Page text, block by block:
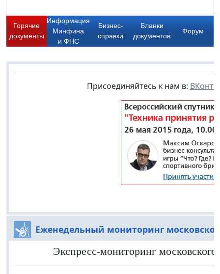
Горячие
документы
Информация
Минфина
и ФНС
Бизнес-
справки
Бланки
документов
Форум
Присоединяйтесь к нам в:
Еженедельный мониторинг
Экспресс-мониторинг московского